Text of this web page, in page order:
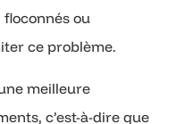
ou
ce problème.
meilleure
c’est-à-dire que